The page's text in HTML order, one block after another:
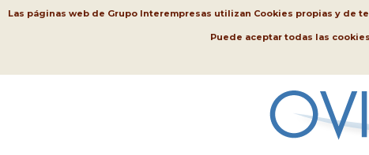
Las páginas web de Grupo Interempresas utilizan Cookies propias y
Puede aceptar todas las